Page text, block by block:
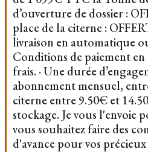
d’ouverture de dossier :
place de la citerne :
livraison en automatique
Conditions de paiement en
frais. · Une durée
abonnement mensuel,
citerne entre 9.50€ et
stockage. Je vous l'envoie
vous souhaitez faire des
d'avance pour vos